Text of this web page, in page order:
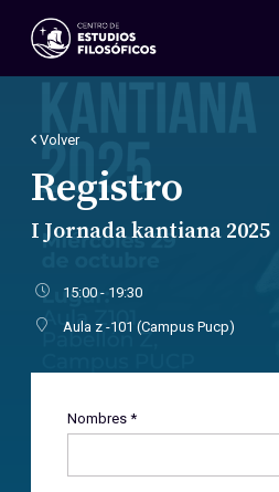
Eventos
Investigación
Redes
Publicaciones
Galería
ES
Acerca de nosotros
Miembros
Volver
Registro
I Jornada kantiana 2025
15:00 - 19:30
Aula z -101 (Campus Pucp)
Nombres *